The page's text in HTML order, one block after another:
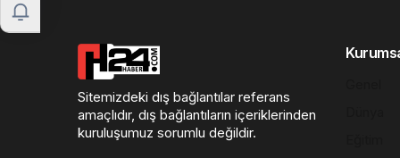
Sitemizdeki dış bağlantılar referans
amaçlıdır, dış bağlantıların içeriklerinden
kuruluşumuz sorumlu değildir.